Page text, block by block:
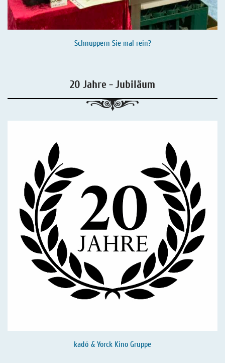
Schnuppern Sie mal rein?
20 Jahre - Jubiläum
kadó & Yorck Kino Gruppe